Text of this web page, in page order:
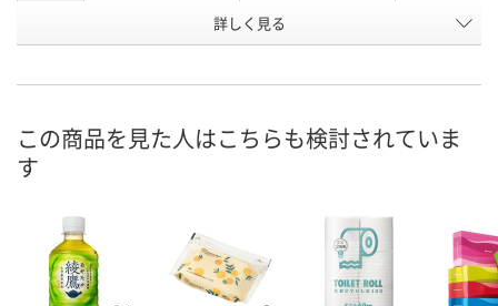
シトラスフルーティ
の香り
シトラスフルーティ
の香り
シトラスフ
の香り
お申込番
在庫 5点 あり あり
カゴへ カゴへ カ
詳しく見る
この商品を見た人はこちらも検討されていま
す